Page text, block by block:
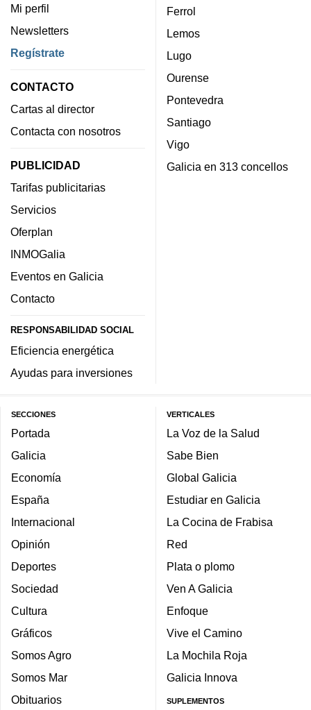
Mi perfil
Newsletters
Regístrate
CONTACTO
Cartas al director
Contacta con nosotros
PUBLICIDAD
Tarifas publicitarias
Servicios
Oferplan
INMOGalia
Eventos en Galicia
Contacto
RESPONSABILIDAD SOCIAL
Eficiencia energética
Ayudas para inversiones
Ferrol
Lemos
Lugo
Ourense
Pontevedra
Santiago
Vigo
Galicia en 313 concellos
SECCIONES
Portada
Galicia
Economía
España
Internacional
Opinión
Deportes
Sociedad
Cultura
Gráficos
Somos Agro
Somos Mar
Obituarios
VERTICALES
La Voz de la Salud
Sabe Bien
Global Galicia
Estudiar en Galicia
La Cocina de Frabisa
Red
Plata o plomo
Ven A Galicia
Enfoque
Vive el Camino
La Mochila Roja
Galicia Innova
SUPLEMENTOS